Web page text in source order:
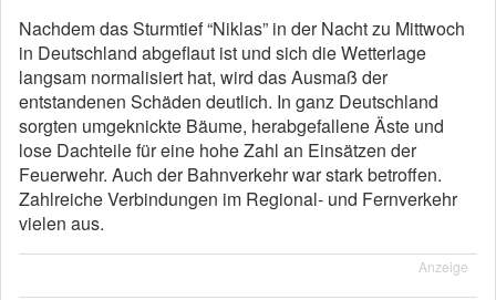
Nachdem das Sturmtief “Niklas” in der Nacht zu Mittwoch
in Deutschland abgeflaut ist und sich die Wetterlage
langsam normalisiert hat, wird das Ausmaß der
entstandenen Schäden deutlich. In ganz Deutschland
sorgten umgeknickte Bäume, herabgefallene Äste und
lose Dachteile für eine hohe Zahl an Einsätzen der
Feuerwehr. Auch der Bahnverkehr war stark betroffen.
Zahlreiche Verbindungen im Regional- und Fernverkehr
vielen aus.
Anzeige